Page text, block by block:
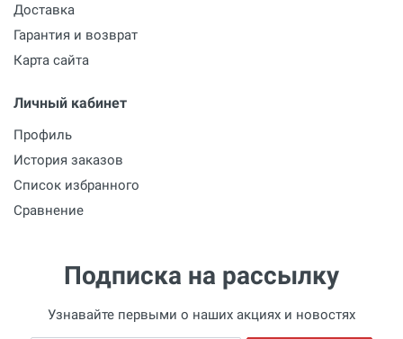
Доставка
Гарантия и возврат
Карта сайта
Личный кабинет
Профиль
История заказов
Список избранного
Сравнение
Подписка на рассылку
Узнавайте первыми о наших акциях и новостях